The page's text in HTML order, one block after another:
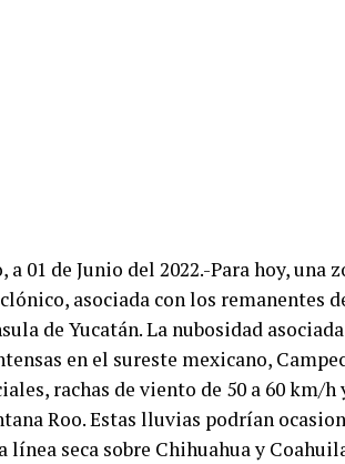
a 01 de Junio del 2022.-Para hoy,
asociada con los remanentes
de Yucatán. La nubosidad
en el sureste mexicano,
rachas de viento de 50 a 60 km/
Roo. Estas lluvias podrían
línea seca sobre Chihuahua y